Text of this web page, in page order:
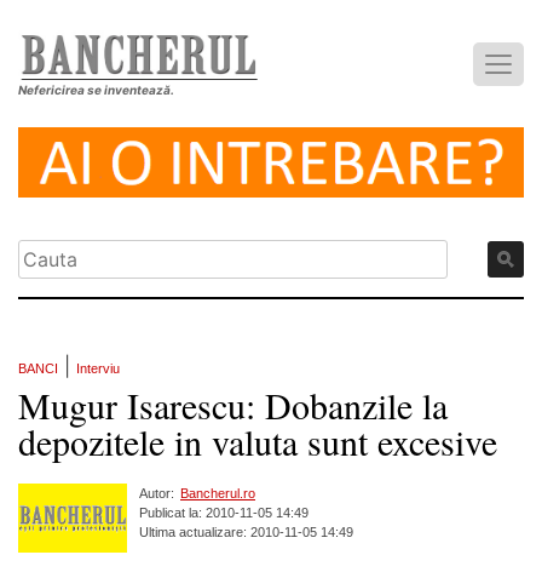
Nefericirea se inventează.
BANCI Interviu
Mugur Isarescu: Dobanzile la
depozitele in valuta sunt excesive
Autor: Bancherul.ro
Publicat la: 2010-11-05 14:49
Ultima actualizare: 2010-11-05 14:49